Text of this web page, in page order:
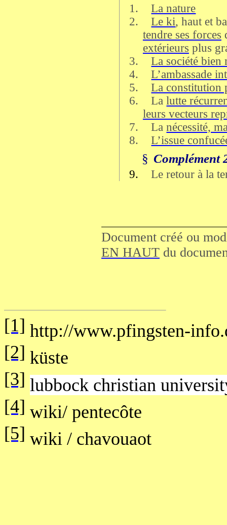
1.
La nature
2.
Le ki, haut et
tendre ses forces
extérieurs plus
3.
La société bien
4.
L’ambassade
5.
La constitution
6.
Lalutte
leurs vecteurs
7.
Lanécessité,
8.
L’issue
§ Complément
9. Le retour à la
Document créé ou
EN HAUT du
[1] http://www.pfingsten-
[2] küste
[3] lubbock christian
[4] wiki/ pentecôte
[5] wiki / chavouaot